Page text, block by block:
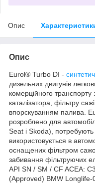
Опис
Опис
Eurol® Turbo DI -
дизельних двигунів
комерційного транспорту
каталізатора, фільтру
впорскуванням палива.
розроблено для
Seat і Skoda),
використовується в
оснащених фільтром
забивання фільтруючих
API SN / SM / CF ACEA:
(Approved) BMW